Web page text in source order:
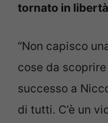
tornato in
“Non capisco
cose da
successo a
di tutti. C’è un